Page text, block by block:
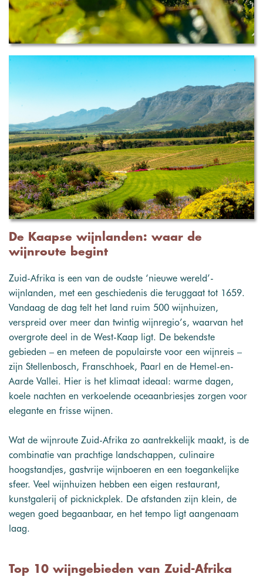
De Kaapse wijnlanden: waar de
wijnroute begint
Zuid-Afrika is een van de oudste ‘nieuwe wereld’-
wijnlanden, met een geschiedenis die teruggaat tot 1659.
Vandaag de dag telt het land ruim 500 wijnhuizen,
verspreid over meer dan twintig wijnregio’s, waarvan het
overgrote deel in de West-Kaap ligt. De bekendste
gebieden – en meteen de populairste voor een wijnreis –
zijn Stellenbosch, Franschhoek, Paarl en de Hemel-en-
Aarde Vallei. Hier is het klimaat ideaal: warme dagen,
koele nachten en verkoelende oceaanbriesjes zorgen voor
elegante en frisse wijnen.
Wat de wijnroute Zuid-Afrika zo aantrekkelijk maakt, is de
combinatie van prachtige landschappen, culinaire
hoogstandjes, gastvrije wijnboeren en een toegankelijke
sfeer. Veel wijnhuizen hebben een eigen restaurant,
kunstgalerij of picknickplek. De afstanden zijn klein, de
wegen goed begaanbaar, en het tempo ligt aangenaam
laag.
Top 10 wijngebieden van Zuid-Afrika